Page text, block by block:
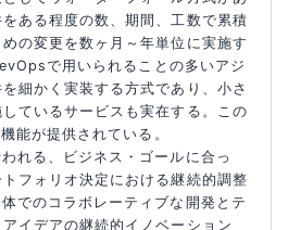
ある程度の数、期間、工数で累積
の変更を数ヶ月～年単位に実施す
で用いられることの多いアジ
細かく実装する方式であり、小さ
ているサービスも実在する。この
能が提供されている。
れる、ビジネス・ゴールに合っ
フォリオ決定における継続的調整
でのコラボレーティブな開発とテ
イデアの継続的イノベーション